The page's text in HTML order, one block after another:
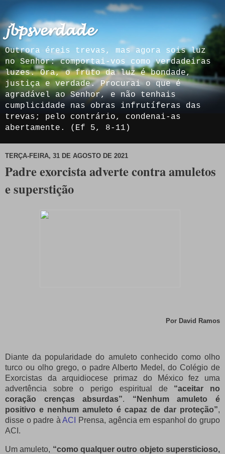
𝓳𝓫𝓹𝓼𝓿𝓮𝓻𝓭𝓪𝓭𝓮
Outrora éreis trevas, mas agora sois luz
no Senhor: comportai-vos como verdadeiras
luzes. Ora, o fruto da luz é bondade,
justiça e verdade. Procurai o que é
agradável ao Senhor, e não tenhais
cumplicidade nas obras infrutíferas das
trevas; pelo contrário, condenai-as
abertamente. (Ef 5, 8-11)
TERÇA-FEIRA, 31 DE AGOSTO DE 2021
Padre exorcista adverte contra amuletos
e superstição
Por David Ramos
Diante da popularidade do amuleto conhecido como olho
turco ou olho grego, o padre Alberto Medel, do Colégio de
Exorcistas da arquidiocese primaz do México fez uma
advertência sobre o perigo espiritual de “aceitar no
coração crenças absurdas”. “Nenhum amuleto é
positivo e nenhum amuleto é capaz de dar proteção”,
disse o padre àACI
Prensa, agência em espanhol do grupo
ACI.
Um amuleto, “como qualquer outro objeto supersticioso,